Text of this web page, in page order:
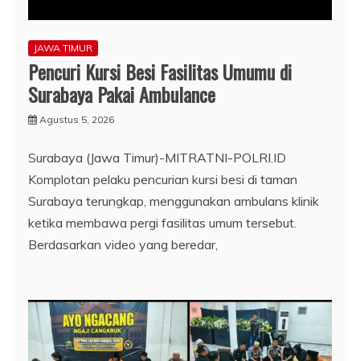
JAWA TIMUR
Pencuri Kursi Besi Fasilitas Umumu di
Surabaya Pakai Ambulance
Agustus 5, 2026
Surabaya (Jawa Timur)-MITRATNI-POLRI.ID
Komplotan pelaku pencurian kursi besi di taman
Surabaya terungkap, menggunakan ambulans klinik
ketika membawa pergi fasilitas umum tersebut.
Berdasarkan video yang beredar,